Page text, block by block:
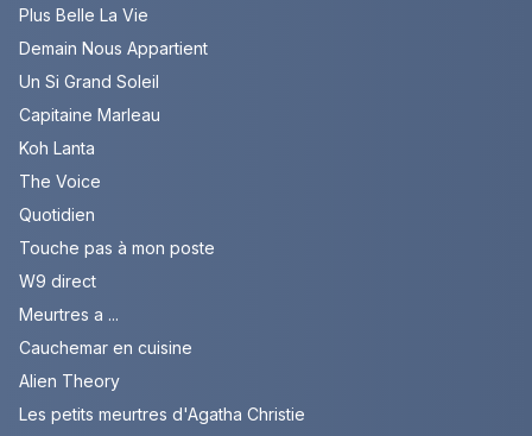
Plus Belle La Vie
Demain Nous Appartient
Un Si Grand Soleil
Capitaine Marleau
Koh Lanta
The Voice
Quotidien
Touche pas à mon poste
W9 direct
Meurtres a ...
Cauchemar en cuisine
Alien Theory
Les petits meurtres d'Agatha Christie